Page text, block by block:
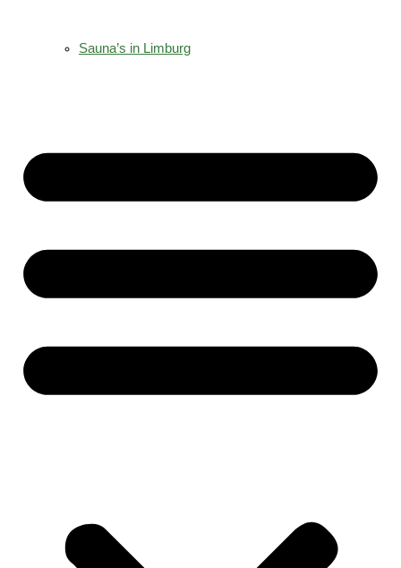
Sauna’s in Limburg